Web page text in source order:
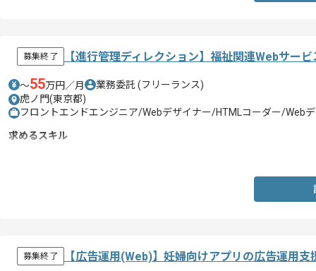
募集終了 【進行管理ディレクション】福祉関連Webサー
〜55万円／月 業務委託 (フリーランス)
虎ノ門(東京都)
フロントエンドエンジニア/Webデザイナー/HTMLコーダー/Web
求めるスキル
募集終了 【広告運用(Web)】妊婦向けアプリの広告運用